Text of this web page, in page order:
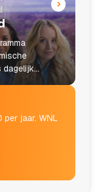
dagelijks
jaar. WNL